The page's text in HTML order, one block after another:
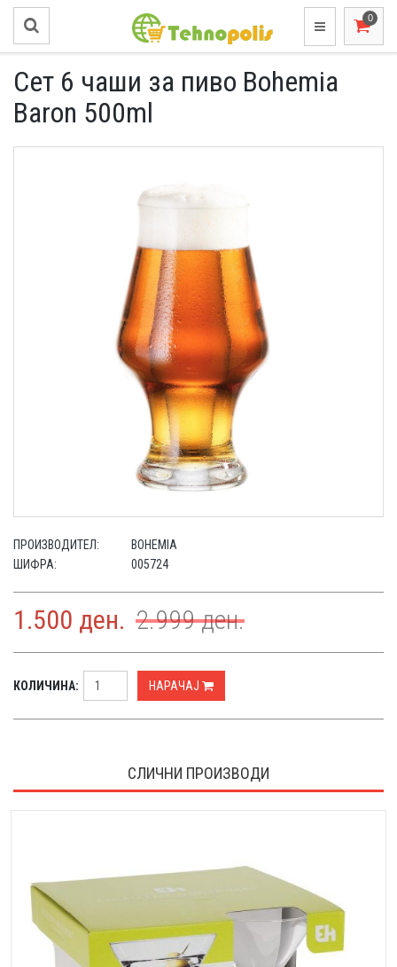
Сет 6 чаши за пиво Bohemia
Baron 500ml
ПРОИЗВОДИТЕЛ:
BOHEMIA
ШИФРА:
005724
1.500 ден. 2.999ден.
КОЛИЧИНА: НАРАЧАЈ
СЛИЧНИ ПРОИЗВОДИ